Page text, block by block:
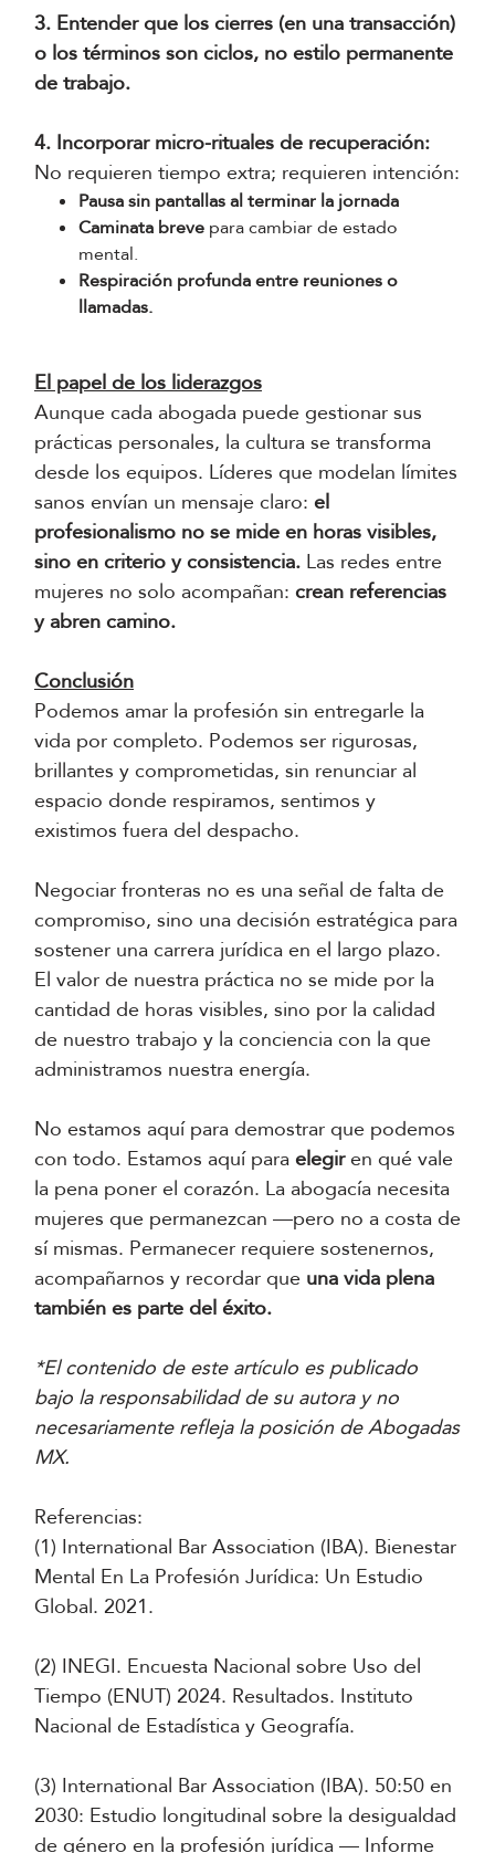
3. Entender que los cierres (en una transacción)
o los términos son ciclos, no estilo permanente
de trabajo.
4. Incorporar micro-rituales de recuperación:
No requieren tiempo extra; requieren intención:
Pausa sin pantallas al terminar la jornada
Caminata breve para cambiar de estado
mental.
Respiración profunda entre reuniones o
llamadas.
El papel de los liderazgos
Aunque cada abogada puede gestionar sus
prácticas personales, la cultura se transforma
desde los equipos. Líderes que modelan límites
sanos envían un mensaje claro: el
profesionalismo no se mide en horas visibles,
sino en criterio y consistencia. Las redes entre
mujeres no solo acompañan: crean referencias
y abren camino.
Conclusión
Podemos amar la profesión sin entregarle la
vida por completo. Podemos ser rigurosas,
brillantes y comprometidas, sin renunciar al
espacio donde respiramos, sentimos y
existimos fuera del despacho.
Negociar fronteras no es una señal de falta de
compromiso, sino una decisión estratégica para
sostener una carrera jurídica en el largo plazo.
El valor de nuestra práctica no se mide por la
cantidad de horas visibles, sino por la calidad
de nuestro trabajo y la conciencia con la que
administramos nuestra energía.
No estamos aquí para demostrar que podemos
con todo. Estamos aquí para elegir en qué vale
la pena poner el corazón. La abogacía necesita
mujeres que permanezcan —pero no a costa de
sí mismas. Permanecer requiere sostenernos,
acompañarnos y recordar que una vida plena
también es parte del éxito.
*El contenido de este artículo es publicado
bajo la responsabilidad de su autora y no
necesariamente refleja la posición de Abogadas
MX.
Referencias:
(1) International Bar Association (IBA). Bienestar
Mental En La Profesión Jurídica: Un Estudio
Global. 2021.
(2) INEGI. Encuesta Nacional sobre Uso del
Tiempo (ENUT) 2024. Resultados. Instituto
Nacional de Estadística y Geografía.
(3) International Bar Association (IBA). 50:50 en
2030: Estudio longitudinal sobre la desigualdad
de género en la profesión jurídica — Informe